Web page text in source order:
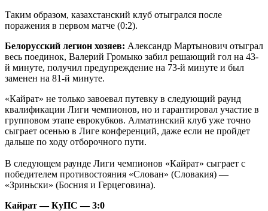
Таким образом, казахстанский клуб отыгрался после
поражения в первом матче (0:2).
Белорусский легион хозяев: Александр Мартынович отыграл
весь поединок, Валерий Громыко забил решающий гол на 43-
й минуте, получил предупреждение на 73-й минуте и был
заменен на 81-й минуте.
«Кайрат» не только завоевал путевку в следующий раунд
квалификации Лиги чемпионов, но и гарантировал участие в
групповом этапе еврокубков. Алматинский клуб уже точно
сыграет осенью в Лиге конференций, даже если не пройдет
дальше по ходу отборочного пути.
В следующем раунде Лиги чемпионов «Кайрат» сыграет с
победителем противостояния «Слован» (Словакия) —
«Зриньски» (Босния и Герцеговина).
Кайрат — КуПС — 3:0